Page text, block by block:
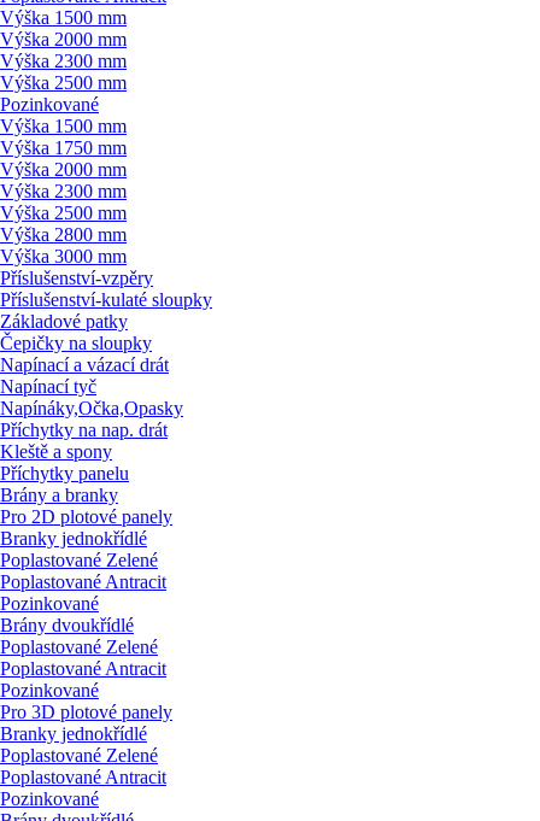
Výška 1500 mm
Výška 2000 mm
Výška 2300 mm
Výška 2500 mm
Pozinkované
Výška 1500 mm
Výška 1750 mm
Výška 2000 mm
Výška 2300 mm
Výška 2500 mm
Výška 2800 mm
Výška 3000 mm
Příslušenství-vzpěry
Příslušenství-kulaté sloupky
Základové patky
Čepičky na sloupky
Napínací a vázací drát
Napínací tyč
Napínáky,Očka,Opasky
Příchytky na nap. drát
Kleště a spony
Příchytky panelu
Brány a branky
Pro 2D plotové panely
Branky jednokřídlé
Poplastované Zelené
Poplastované Antracit
Pozinkované
Brány dvoukřídlé
Poplastované Zelené
Poplastované Antracit
Pozinkované
Pro 3D plotové panely
Branky jednokřídlé
Poplastované Zelené
Poplastované Antracit
Pozinkované